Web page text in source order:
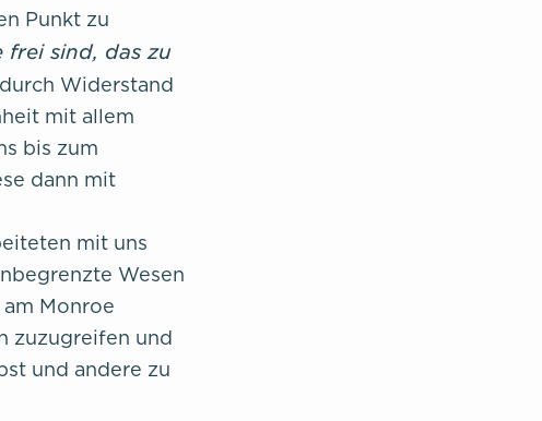
Punkt zu
frei sind, das zu
Widerstand
mit allem
bis zum
dann mit
mit uns
Wesen
Monroe
zuzugreifen und
und andere zu